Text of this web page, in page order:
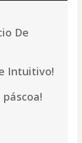
De
Intuitivo!